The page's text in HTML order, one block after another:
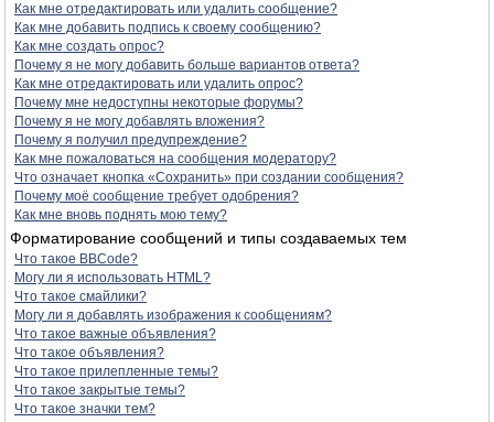
Как мне отредактировать или удалить сообщение?
Как мне добавить подпись к своему сообщению?
Как мне создать опрос?
Почему я не могу добавить больше вариантов ответа?
Как мне отредактировать или удалить опрос?
Почему мне недоступны некоторые форумы?
Почему я не могу добавлять вложения?
Почему я получил предупреждение?
Как мне пожаловаться на сообщения модератору?
Что означает кнопка «Сохранить» при создании сообщения?
Почему моё сообщение требует одобрения?
Как мне вновь поднять мою тему?
Форматирование сообщений и типы создаваемых тем
Что такое BBCode?
Могу ли я использовать HTML?
Что такое смайлики?
Могу ли я добавлять изображения к сообщениям?
Что такое важные объявления?
Что такое объявления?
Что такое прилепленные темы?
Что такое закрытые темы?
Что такое значки тем?